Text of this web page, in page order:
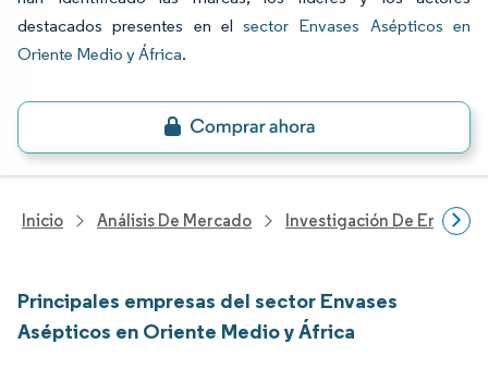
destacados presentes en elsector Envases Asépticos en
Oriente Medio y África.
Inicio Análisis De Mercado Investigación De Envases
Principales empresas del sector Envases
Asépticos en Oriente Medio y África